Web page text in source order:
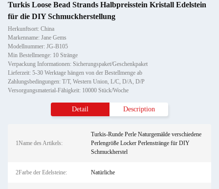
Turkis Loose Bead Strands Halbpreisstein Kristall Edelstein
für die DIY Schmuckherstellung
Herkunftsort: China
Markenname: Jane Gems
Modellnummer: JG-B105
Min Bestellmenge: 10 Stränge
Verpackung Informationen: Sicherungspaket/Geschenkpaket
Lieferzeit: 5-30 Werktage hängen von der Bestellmenge ab
Zahlungsbedingungen: T/T, Western Union, L/C, D/A, D/P
Versorgungsmaterial-Fähigkeit: 10000 Stück/Woche
Detail Description
1Name des Artikels:
Turkis-Runde Perle Naturgemälde verschiedene
Perlengröße Locker Perlenstränge für DIY
Schmuckherstel
2Farbe der Edelsteine: Natürliche